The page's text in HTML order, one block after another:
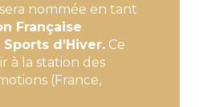
nommée en tant
Française
d’Hiver. Ce
à la station des
(France,